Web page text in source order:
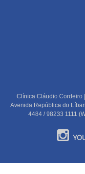
Clínica Cláudio Cordeiro
Avenida República do
4484 / 98233 1111